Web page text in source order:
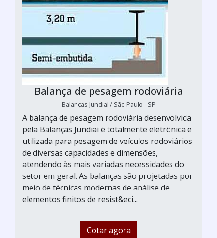
Balança de pesagem rodoviária
Balanças Jundiaí / São Paulo - SP
A balança de pesagem rodoviária desenvolvida
pela Balanças Jundiaí é totalmente eletrônica e
utilizada para pesagem de veículos rodoviários
de diversas capacidades e dimensões,
atendendo às mais variadas necessidades do
setor em geral. As balanças são projetadas por
meio de técnicas modernas de análise de
elementos finitos de resist&eci...
Cotar agora